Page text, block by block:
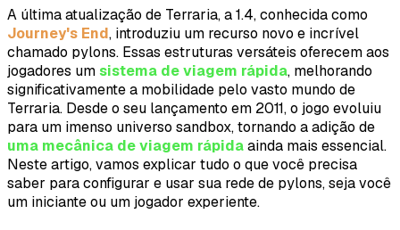
A última atualização de Terraria, a 1.4, conhecida como
Journey's End, introduziu um recurso novo e incrível
chamado pylons. Essas estruturas versáteis oferecem aos
jogadores umsistema de viagem rápida, melhorando
significativamente a mobilidade pelo vasto mundo de
Terraria. Desde o seu lançamento em 2011, o jogo evoluiu
para um imenso universo sandbox, tornando a adição de
uma mecânica de viagem rápidaainda mais essencial.
Neste artigo, vamos explicar tudo o que você precisa
saber para configurar e usar sua rede de pylons, seja você
um iniciante ou um jogador experiente.